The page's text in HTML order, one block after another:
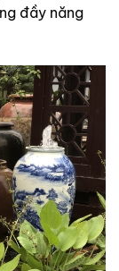
đầy năng